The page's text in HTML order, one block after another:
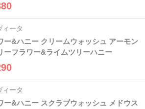
ィータ
ー&ハニー クリームウォッシュ アーモン
ーフラワー&ライムツリーハニー
ィータ
ー&ハニー スクラブウォッシュ メドウス